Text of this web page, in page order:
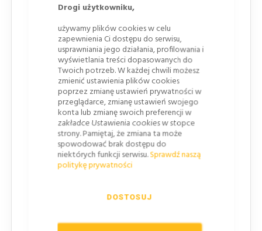
Drogi użytkowniku,
używamy plików cookies w celu
zapewnienia Ci dostępu do serwisu,
usprawniania jego działania, profilowania i
wyświetlania treści dopasowanych do
Twoich potrzeb. W każdej chwili możesz
zmienić ustawienia plików cookies
poprzez zmianę ustawień prywatności w
przeglądarce, zmianę ustawień swojego
konta lub zmianę swoich preferencji w
zakładce Ustawienia cookies w stopce
strony. Pamiętaj, że zmiana ta może
spowodować brak dostępu do
niektórych funkcji serwisu.Sprawdź naszą
politykę prywatności
DOSTOSUJ
Symbol znaku drogowego
Dokumenty i zgodność
OznakowanieCE
EN 12899-1:2007
Podkład
Blacha ocynkowana 1,25mm lakierowana proszkowo w
Podwójnie gięte krawędzie po całym obrysie